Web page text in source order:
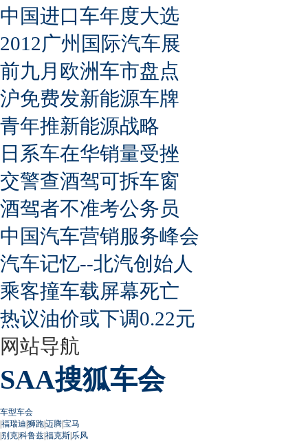
中国进口车年度大选
2012广州国际汽车展
前九月欧洲车市盘点
沪免费发新能源车牌
青年推新能源战略
日系车在华销量受挫
交警查酒驾可拆车窗
酒驾者不准考公务员
中国汽车营销服务峰会
汽车记忆--北汽创始人
乘客撞车载屏幕死亡
热议油价或下调0.22元
网站导航
SAA搜狐车会
车型车会
|福瑞迪|狮跑|迈腾|宝马
|别克|科鲁兹|福克斯|乐风